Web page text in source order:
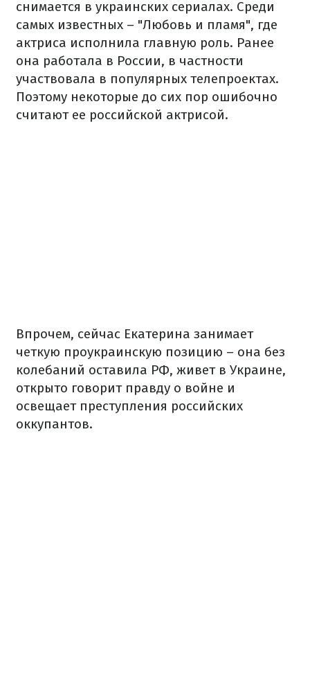
снимается в украинских сериалах. Среди
самых известных – "Любовь и пламя", где
актриса исполнила главную роль. Ранее
она работала в России, в частности
участвовала в популярных телепроектах.
Поэтому некоторые до сих пор ошибочно
считают ее российской актрисой.
Впрочем, сейчас Екатерина занимает
четкую проукраинскую позицию – она без
колебаний оставила РФ, живет в Украине,
открыто говорит правду о войне и
освещает преступления российских
оккупантов.